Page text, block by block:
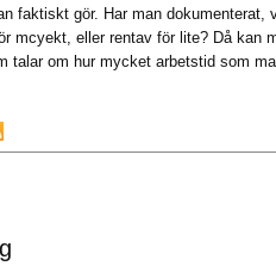
faktiskt gör. Har man dokumenterat,
mcyekt, eller rentav för lite? Då kan
talar om hur mycket arbetstid som